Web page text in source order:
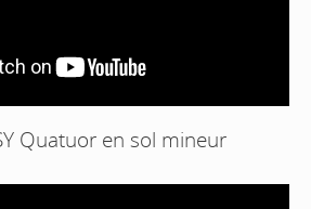
Quatuor en sol mineur